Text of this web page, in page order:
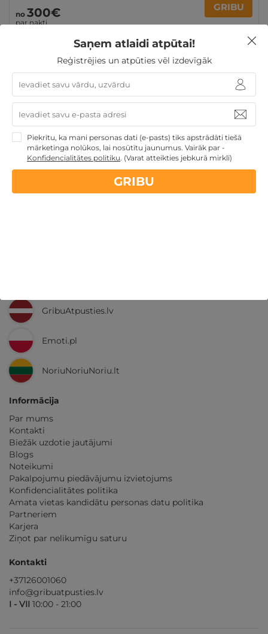
no 300€
par nakti
GRIBU
Dāvanas Sieviešu dienā
Nekādasapkalpošanas un administrācijasmaksas
14 dienunaudas atmaksas garantija
GribuAtpusties.lv
Emoti.pl
NoriuNoriuNoriu.lt
Informācija
Par mums
Kontakti
Biežāk uzdotie jautājumi
Blogs
Noteikumi
Pakalpojumu piedāvājumu izvietojums
Konfidencialitātes politika
Amata vietas kandidātu personas datu politika
Partneriem
Karjera
Ziņot par nelikumīgu saturu
Kontakti
+37126001060
info@gribuatpusties.lv
I - VII 10:00 - 21:00
Saņem atlaidi atpūtai!
Reģistrējies un atpūties vēl izdevīgāk
Piekrītu, ka mani personas dati (e-pasts) tiks apstrādāti tiešā
mārketinga nolūkos, lai nosūtītu jaunumus. Vairāk par -
Konfidencialitātes politiku. (Varat atteikties jebkurā mirklī)
GRIBU